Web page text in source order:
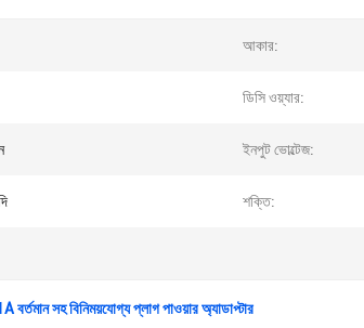
আকার:
ডিসি ওয়্যার:
ইনপুট ভোল্টেজ:
শক্তি:
বর্তমান সহ বিনিময়যোগ্য প্লাগ পাওয়ার অ্যাডাপ্টার